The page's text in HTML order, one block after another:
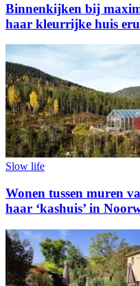
Binnenkijken bij
haar kleurrijke huis
Slow life
Wonen tussen muren
haar ‘kashuis’ in